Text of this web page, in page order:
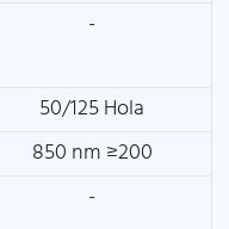
-
50/125 Hola
850 nm ≥200
-